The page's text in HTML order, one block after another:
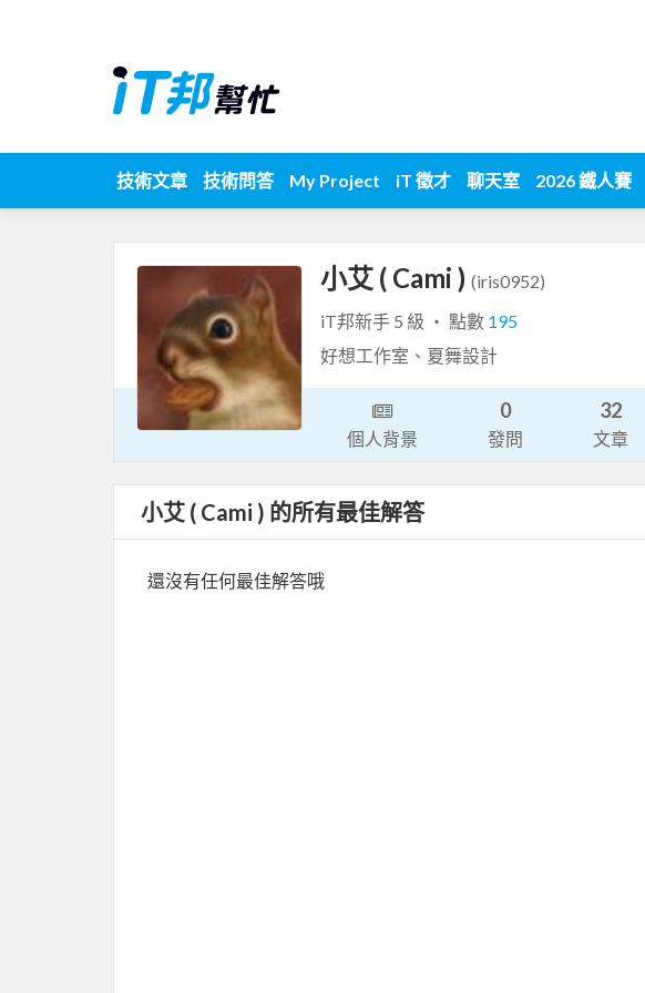
技術文章 技術問答 My Project iT 徵才 聊天室 2026 鐵人賽
小艾 ( Cami ) (iris0952)
iT邦新手 5 級 ‧ 點數 195
好想工作室、夏舞設計
個人背景
0
發問
32
文章
小艾 ( Cami ) 的所有最佳解答
還沒有任何最佳解答哦